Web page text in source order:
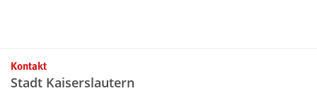
Kontaktinformationen und Weiterführendes
Kontakt
Stadt Kaiserslautern